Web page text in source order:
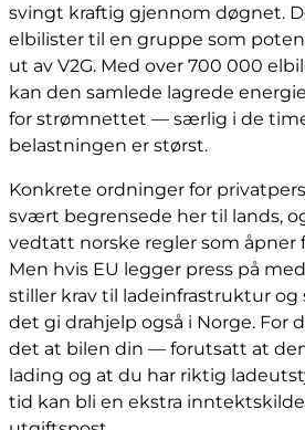
svingt kraftig gjennom døgnet.
elbilister til en gruppe som
ut av V2G. Med over 700 000
kan den samlede lagrede
for strømnettet — særlig i de
belastningen er størst.
Konkrete ordninger for
svært begrensede her til lands,
vedtatt norske regler som åpner
Men hvis EU legger press på
stiller krav til ladeinfrastruktur og
det gi drahjelp også i Norge. For
det at bilen din — forutsatt at
lading og at du har riktig
tid kan bli en ekstra